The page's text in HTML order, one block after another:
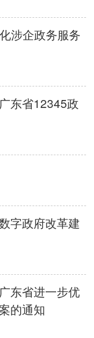
涉企政务服务
东省12345政
字政府改革建
东省进一步优
的通知